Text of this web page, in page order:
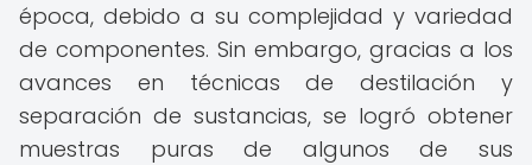
época, debido a su complejidad y variedad
de componentes. Sin embargo, gracias a los
avances en técnicas de destilación y
separación de sustancias, se logró obtener
muestras puras de algunos de sus